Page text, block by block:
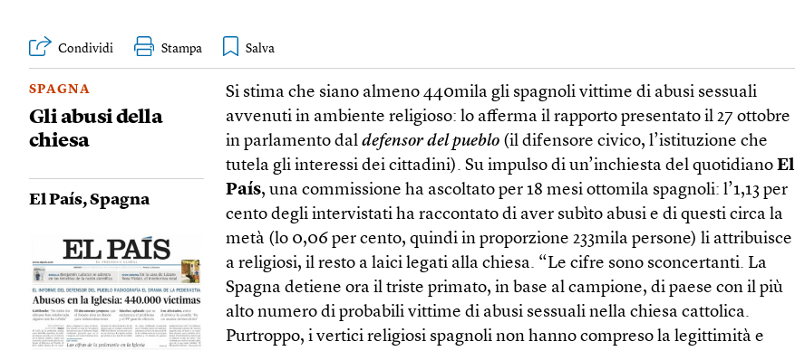
Condividi Stampa
SPAGNA
Gli abusi della
chiesa
El País,Spagna
Si stima che siano almeno 440mila gli spagnoli vittime di abusi sessuali
avvenuti in ambiente religioso: lo afferma il rapporto presentato il 27 ottobre
in parlamento daldefensor del pueblo (il difensore civico, l’istituzione che
tutela gli interessi dei cittadini). Su impulso di un’inchiesta del quotidianoEl
País, una commissione ha ascoltato per 18 mesi ottomila spagnoli: l’1,13 per
cento degli intervistati ha raccontato di aver subìto abusi e di questi circa la
metà (lo 0,06 per cento, quindi in proporzione 233mila persone) li attribuisce
a religiosi, il resto a laici legati alla chiesa. “Le cifre sono sconcertanti. La
Spagna detiene ora il triste primato, in base al campione, di paese con il più
alto numero di probabili vittime di abusi sessuali nella chiesa cattolica.
Purtroppo, i vertici religiosi spagnoli non hanno compreso la legittimità e